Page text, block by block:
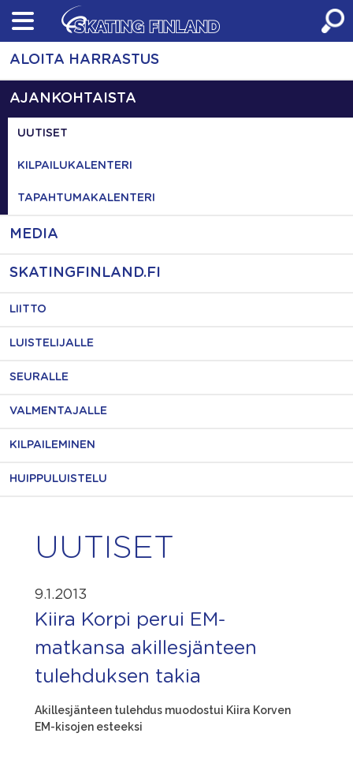
Skip
content
ALOITA HARRASTUS
AJANKOHTAISTA
UUTISET
KILPAILUKALENTERI
TAPAHTUMAKALENTERI
MEDIA
SKATINGFINLAND.FI
LIITTO
LUISTELIJALLE
SEURALLE
VALMENTAJALLE
KILPAILEMINEN
HUIPPULUISTELU
UUTISET
9.1.2013
Kiira Korpi perui EM-
matkansa akillesjänteen
tulehduksen takia
Akillesjänteen tulehdus muodostui Kiira Korven
EM-kisojen esteeksi